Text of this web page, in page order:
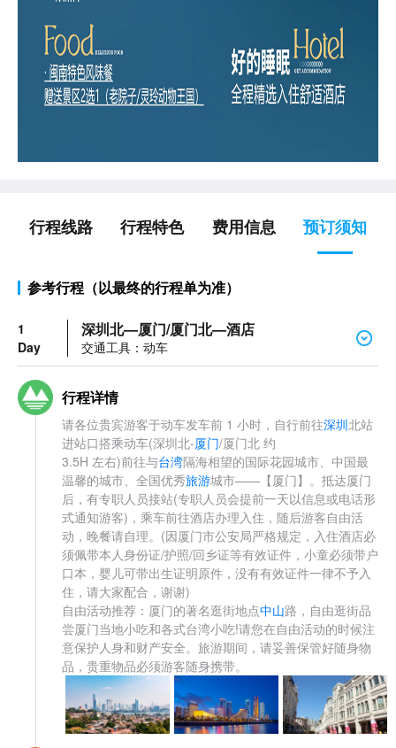
行程线路 行程特色 费用信息 预订须知
参考行程（以最终的行程单为准）
1
Day
深圳北—厦门/厦门北—酒店
交通工具：动车
行程详情
请各位贵宾游客于动车发车前 1 小时，自行前往深圳北站
进站口搭乘动车(深圳北-厦门/厦门北 约
3.5H 左右)前往与台湾隔海相望的国际花园城市、中国最
温馨的城市、全国优秀旅游城市——【厦门】。抵达厦门
后，有专职人员接站(专职人员会提前一天以信息或电话形
式通知游客)，乘车前往酒店办理入住，随后游客自由活
动，晚餐请自理。(因厦门市公安局严格规定，入住酒店必
须佩带本人身份证/护照/回乡证等有效证件，小童必须带户
口本，婴儿可带出生证明原件，没有有效证件一律不予入
住，请大家配合，谢谢)
自由活动推荐：厦门的著名逛街地点中山路，自由逛街品
尝厦门当地小吃和各式台湾小吃!请您在自由活动的时候注
意保护人身和财产安全。旅游期间，请妥善保管好随身物
品，贵重物品必须游客随身携带。